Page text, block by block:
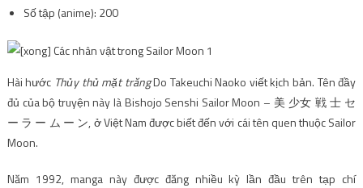
Số tập (anime): 200
Hài hước Thủy thủ mặt trăngDo Takeuchi Naoko viết kịch bản. Tên đầy
đủ của bộ truyện này là Bishojo Senshi Sailor Moon – 美 少女 戦 士 セ
ー ラ ー ム ー ン, ở Việt Nam được biết đến với cái tên quen thuộc Sailor
Moon.
Năm 1992, manga này được đăng nhiều kỳ lần đầu trên tạp chí